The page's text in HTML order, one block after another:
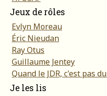
Jeux de rôles
Evlyn Moreau
Éric Nieudan
Ray Otus
Guillaume Jentey
Quand le JDR, c'est pas
Je les lis